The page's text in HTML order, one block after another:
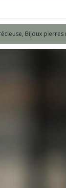
Bijoux